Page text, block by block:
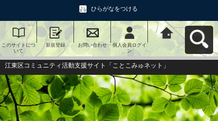
ひらがなをつける
このサイトにつ
いて
新規登録 お問い合わせ
個人会員ログイ
ン
江東区コミュニ
ティ活動支援サ
イト「ことこみ
ゅネット」へ戻
る
江東区コミュニティ活動支援サイト「ことこみゅネット」